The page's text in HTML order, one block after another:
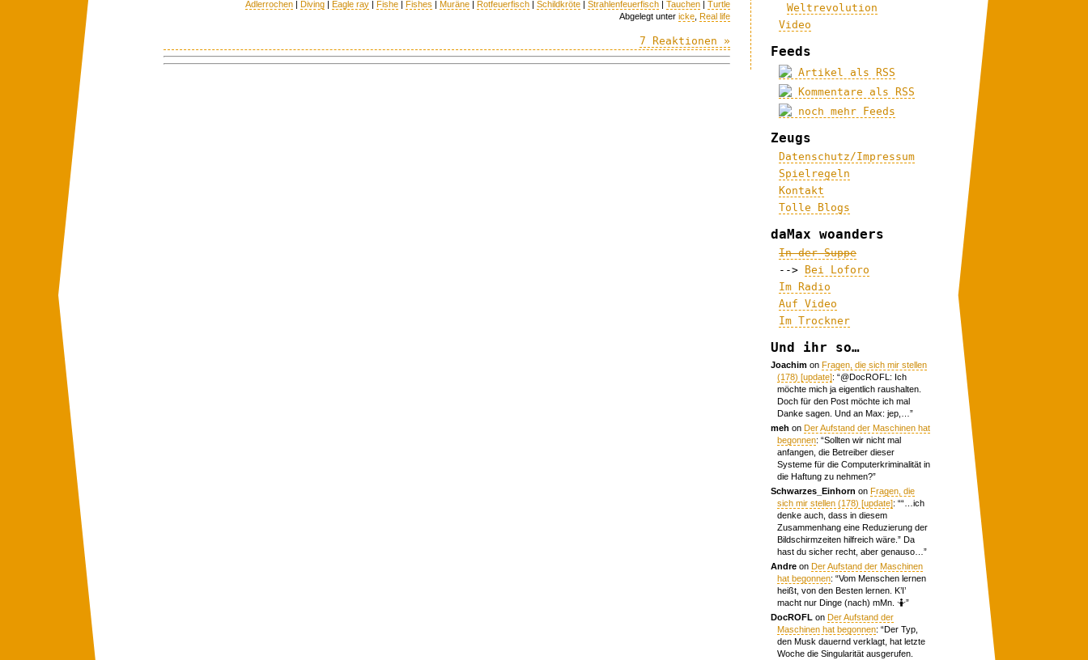
Adlerrochen | Diving | Eagle ray | Fishe | Fishes | Muräne | Rotfeuerfisch | Schildkröte | Strahlenfeuerfisch | Tauchen | Turtle
Abgelegt unter icke Real life
7 Reaktionen »
Weltrevolution
Video
Feeds
Artikel als RSS
Kommentare als RSS
noch mehr Feeds
Zeugs
Datenschutz/Impressum
Spielregeln
Kontakt
Tolle Blogs
daMax woanders
In der Suppe
-->
Bei Loforo
Im Radio
Auf Video
Im Trockner
Und ihr so…
Joachim onFragen, die sich mir stellen
(178) [update]: “@DocROFL: Ich
möchte mich ja eigentlich raushalten.
Doch für den Post möchte ich mal
Danke sagen. Und an Max: jep,… ”
meh onDer Aufstand der Maschinen hat
begonnen: “Sollten wir nicht mal
anfangen, die Betreiber dieser
Systeme für die Computerkriminalität in
die Haftung zu nehmen?”
Schwarzes_Einhorn onFragen, die
sich mir stellen (178) [update]: ““…ich
denke auch, dass in diesem
Zusammenhang eine Reduzierung der
Bildschirmzeiten hilfreich wäre.” Da
hast du sicher recht, aber genauso… ”
Andre onDer Aufstand der Maschinen
hat begonnen: “Vom Menschen lernen
heißt, von den Besten lernen. K’I’
macht nur Dinge (nach) mMn. 🤷”
DocROFL onDer Aufstand der
Maschinen hat begonnen: “Der Typ,
den Musk dauernd verklagt, hat letzte
Woche die Singularität ausgerufen.